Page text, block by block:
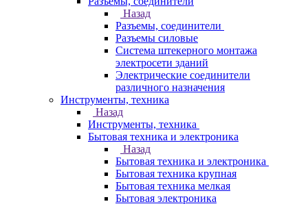
Назад
Разъемы, соединители
Разъемы силовые
Система штекерного монтажа
электросети зданий
Электрические соединители
различного назначения
Инструменты, техника
Назад
Инструменты, техника
Бытовая техника и электроника
Назад
Бытовая техника и электроника
Бытовая техника крупная
Бытовая техника мелкая
Бытовая электроника